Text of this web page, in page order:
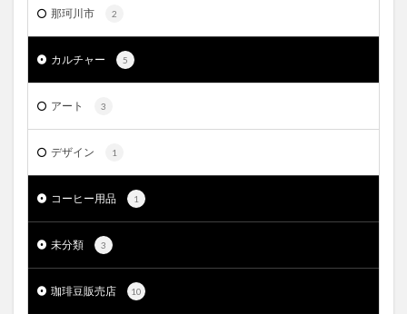
那珂川市 2
カルチャー 5
アート 3
デザイン 1
コーヒー用品 1
未分類 3
珈琲豆販売店 10